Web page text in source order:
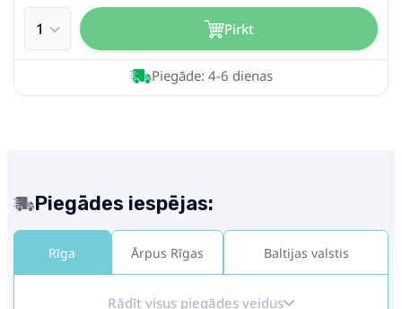
Pirkt
Piegāde: 4-6 dienas
Piegādes iespējas:
Rīga Ārpus Rīgas Baltijas valstis
Rādīt visus piegādes veidus